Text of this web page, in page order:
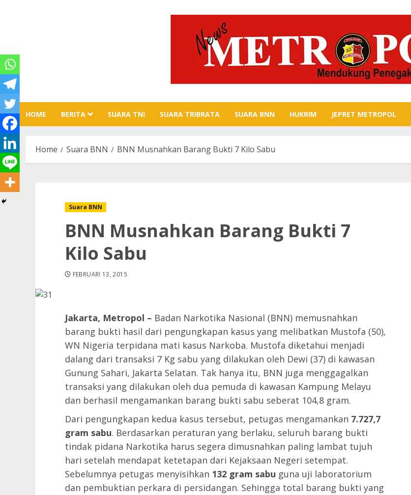
HOME BERITA SUARA TNI SUARA TRIBRATA SUARA BNN HUKRIM JEPRET METROPOL
Home Suara BNN BNN Musnahkan Barang Bukti 7 Kilo Sabu
Suara BNN
BNN Musnahkan Barang Bukti 7
Kilo Sabu
FEBRUARI 13, 2015
Jakarta, Metropol – Badan Narkotika Nasional (BNN) memusnahkan
barang bukti hasil dari pengungkapan kasus yang melibatkan Mustofa (50),
WN Nigeria terpidana mati kasus Narkoba. Mustofa diketahui menjadi
dalang dari transaksi 7 Kg sabu yang dilakukan oleh Dewi (37) di kawasan
Gunung Sahari, Jakarta Selatan. Tak hanya itu, BNN juga menggagalkan
transaksi yang dilakukan oleh dua pemuda di kawasan Kampung Melayu
dan berhasil mengamankan barang bukti sabu seberat 104,8 gram.
Dari pengungkapan kedua kasus tersebut, petugas mengamankan 7.727,7
gram sabu. Berdasarkan peraturan yang berlaku, seluruh barang bukti
tindak pidana Narkotika harus segera dimusnahkan paling lambat tujuh
hari setelah mendapat ketetapan dari Kejaksaan Negeri setempat.
Sebelumnya petugas menyisihkan 132 gram sabu guna uji laboratorium
dan pembuktian perkara di persidangan. Sehingga total barang bukti yang